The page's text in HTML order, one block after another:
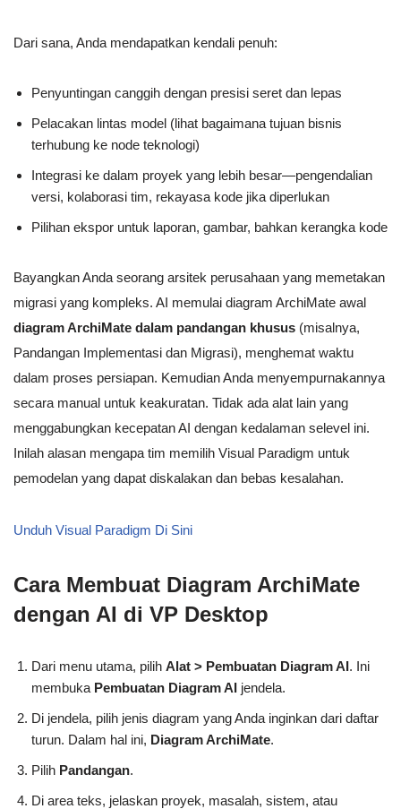
Dari sana, Anda mendapatkan kendali penuh:
Penyuntingan canggih dengan presisi seret dan lepas
Pelacakan lintas model (lihat bagaimana tujuan bisnis
terhubung ke node teknologi)
Integrasi ke dalam proyek yang lebih besar—pengendalian
versi, kolaborasi tim, rekayasa kode jika diperlukan
Pilihan ekspor untuk laporan, gambar, bahkan kerangka kode
Bayangkan Anda seorang arsitek perusahaan yang memetakan
migrasi yang kompleks. AI memulai diagram ArchiMate awal
diagram ArchiMate dalam pandangan khusus (misalnya,
Pandangan Implementasi dan Migrasi), menghemat waktu
dalam proses persiapan. Kemudian Anda menyempurnakannya
secara manual untuk keakuratan. Tidak ada alat lain yang
menggabungkan kecepatan AI dengan kedalaman selevel ini.
Inilah alasan mengapa tim memilih Visual Paradigm untuk
pemodelan yang dapat diskalakan dan bebas kesalahan.
Unduh Visual Paradigm Di Sini
Cara Membuat Diagram ArchiMate
dengan AI di VP Desktop
Dari menu utama, pilih Alat > Pembuatan Diagram AI. Ini
membuka Pembuatan Diagram AI jendela.
Di jendela, pilih jenis diagram yang Anda inginkan dari daftar
turun. Dalam hal ini, Diagram ArchiMate.
Pilih Pandangan.
Di area teks, jelaskan proyek, masalah, sistem, atau